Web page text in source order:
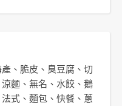
產 、 脆皮 、 臭豆腐 、 切
涼麵 、 無名 、 水餃 、 鵝
法式 、 麵包 、 快餐 、 蔥